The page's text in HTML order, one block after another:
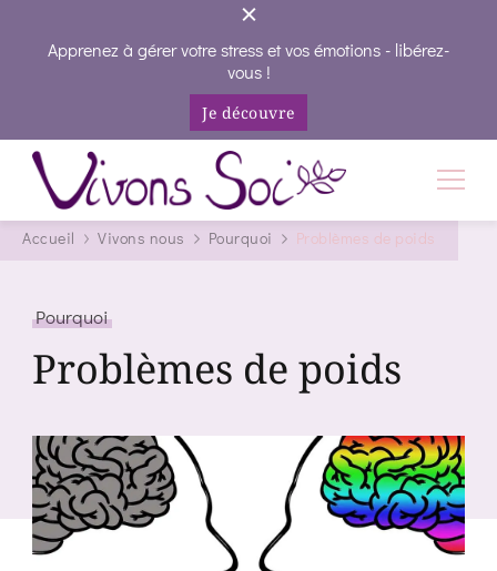
Apprenez à gérer votre stress et vos émotions - libérez-
vous !
Je découvre
Vivons Soi
Vivez votre vie en conscience
Accueil Vivons nous Pourquoi Problèmes de poids
Pourquoi
Problèmes de poids